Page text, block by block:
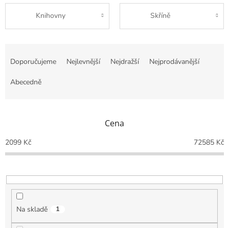
Knihovny Skříně
o
d
k
t
Doporučujeme Nejlevnější Nejdražší Nejprodávanější
Abecedně
Cena
2099 Kč 72585 Kč
Na skladě 1